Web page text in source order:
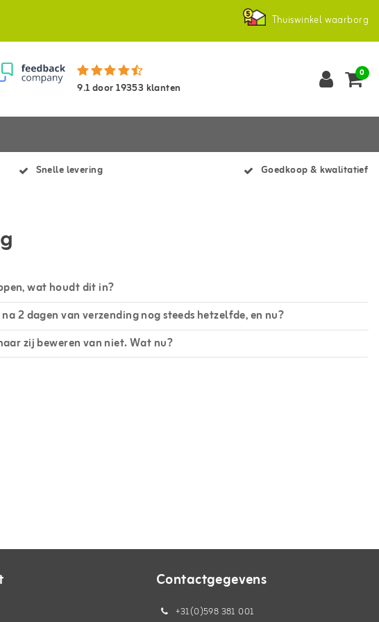
Thuiswinkel waarborg
9.1door19353 klanten
0
Snelle levering Goedkoop & kwalitatief
wat houdt dit in?
2 dagen van verzending nog steeds hetzelfde, en nu?
zij beweren van niet. Wat nu?
Contactgegevens
+31(0)598 381 001